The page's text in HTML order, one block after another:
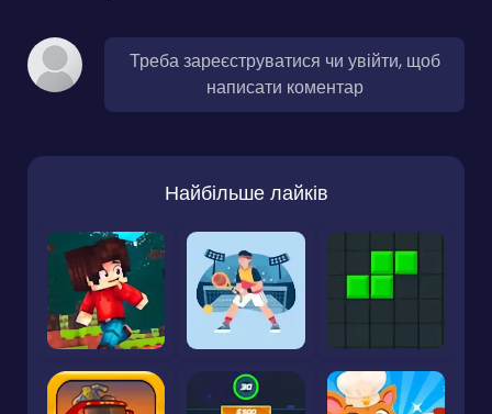
Треба зареєструватися чи увійти, щоб
написати коментар
Найбільше лайків